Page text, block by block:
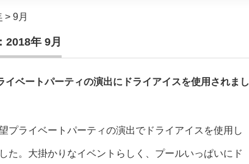
> 9月
2018年 9月
イベートパーティの演出にドライアイスを使用されまし
プライベートパーティの演出でドライアイスを使用し
た。大掛かりなイベントらしく、プールいっぱいにド